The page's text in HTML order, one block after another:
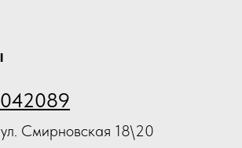
Смирновская 18\20